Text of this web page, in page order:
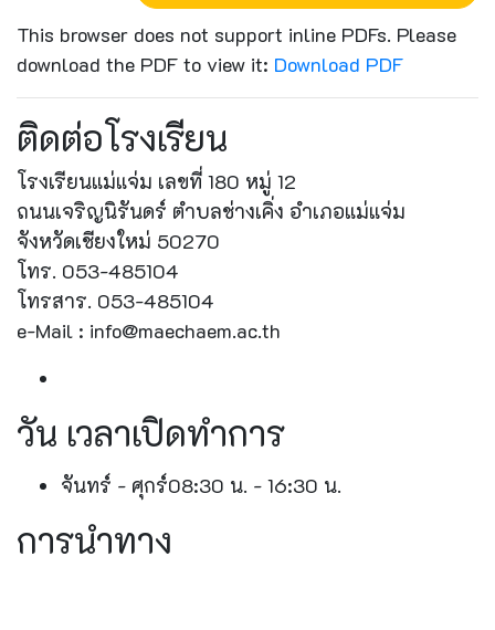
This browser does not support inline PDFs. Please
download the PDF to view it: Download PDF
ติดต่อโรงเรียน
โรงเรียนแม่แจ่ม เลขที่ 180 หมู่ 12
ถนนเจริญนิรันดร์ ตำบลช่างเคิ่ง อำเภอแม่แจ่ม
จังหวัดเชียงใหม่ 50270
โทร. 053-485104
โทรสาร. 053-485104
e-Mail : info@maechaem.ac.th
วัน เวลาเปิดทำการ
จันทร์ - ศุกร์08:30 น. - 16:30 น.
การนำทาง